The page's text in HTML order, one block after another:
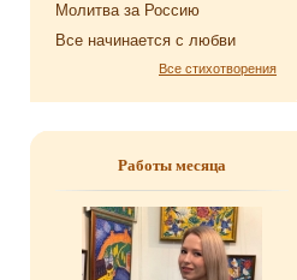
Мо­лит­ва за Рос­сию
Все на­чи­на­ет­ся с любви
Все стихотворения
Работы месяца